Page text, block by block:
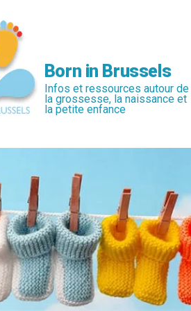
Born in Brussels
Infos et ressources autour de
la grossesse, la naissance et
la petite enfance